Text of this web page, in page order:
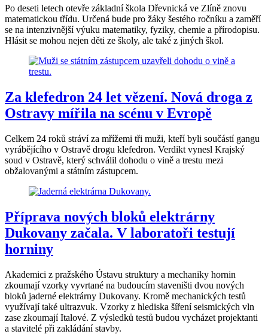
Po deseti letech otevře základní škola Dřevnická ve Zlíně znovu
matematickou třídu. Určená bude pro žáky šestého ročníku a zaměří
se na intenzivnější výuku matematiky, fyziky, chemie a přírodopisu.
Hlásit se mohou nejen děti ze školy, ale také z jiných škol.
Za klefedron 24 let vězení. Nová droga z
Ostravy mířila na scénu v Evropě
Celkem 24 roků stráví za mřížemi tři muži, kteří byli součástí gangu
vyrábějícího v Ostravě drogu klefedron. Verdikt vynesl Krajský
soud v Ostravě, který schválil dohodu o vině a trestu mezi
obžalovanými a státním zástupcem.
Příprava nových bloků elektrárny
Dukovany začala. V laboratoři testují
horniny
Akademici z pražského Ústavu struktury a mechaniky hornin
zkoumají vzorky vyvrtané na budoucím staveništi dvou nových
bloků jaderné elektrárny Dukovany. Kromě mechanických testů
využívají také ultrazvuk. Vzorky z hlediska šíření seismických vln
zase zkoumají Italové. Z výsledků testů budou vycházet projektanti
a stavitelé při zakládání stavby.